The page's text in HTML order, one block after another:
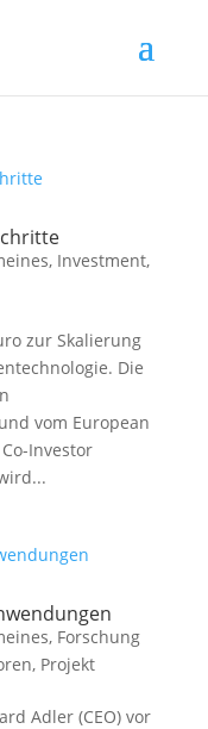
, Investment,
zur Skalierung
Die
vom European
Investor
, Forschung
, Projekt
Adler (CEO) vor